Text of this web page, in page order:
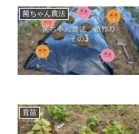
菌ちゃん農法
育苗